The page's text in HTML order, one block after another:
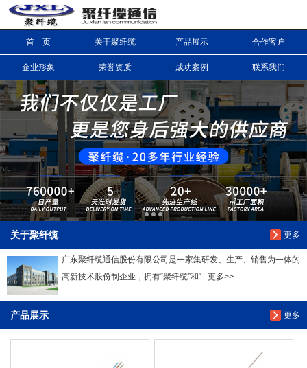
首 页 关于聚纤缆 产品展示 合作客户
企业形象 荣誉资质 成功案例 联系我们
更多
关于聚纤缆
广东聚纤缆通信股份有限公司是一家集研发、生产、销售为一体的
高新技术股份制企业，拥有“聚纤缆”和“...更多>>
更多
产品展示
信息搜索
搜索